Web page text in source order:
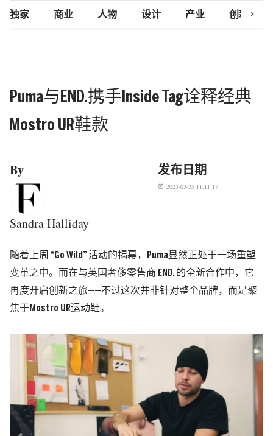
独家 商业 人物 设计 产业 创新研究
chevron_right
Puma与END.携手Inside Tag诠释经典
Mostro UR鞋款
By
Sandra Halliday
发布日期
today 2025-03-25 11:11:17
随着上周 “Go Wild” 活动的揭幕，Puma显然正处于一场重塑
变革之中。而在与英国奢侈零售商 END. 的全新合作中，它
再度开启创新之旅——不过这次并非针对整个品牌，而是聚
焦于Mostro UR运动鞋。